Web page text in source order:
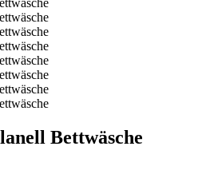
Bettwäsche